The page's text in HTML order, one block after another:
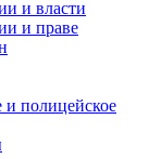
и власти
и праве
полицейское